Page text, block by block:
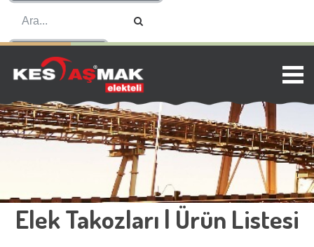
ENGLISH
Elek Takozları | Ürün Listesi